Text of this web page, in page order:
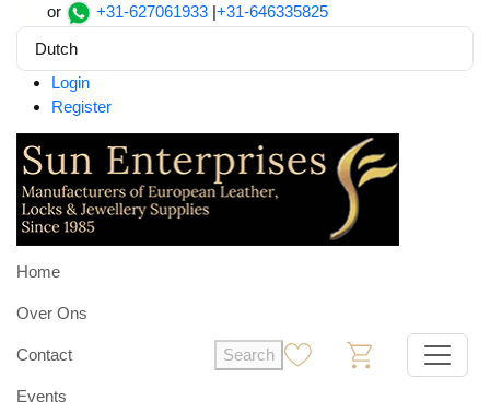
or +31-627061933 |+31-646335825
Dutch
Login
Register
Home
Over Ons
Contact
Events
Search